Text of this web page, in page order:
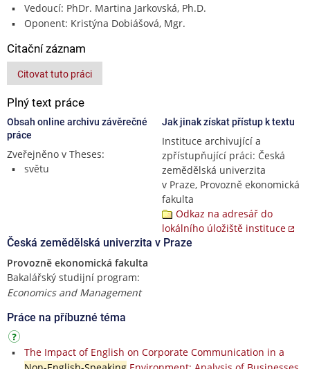
Vedoucí: PhDr. Martina Jarkovská, Ph.D.
Oponent: Kristýna Dobiášová, Mgr.
Citační záznam
Citovat tuto práci
Plný text práce
Obsah online archivu závěrečné
práce
Zveřejněno v Theses:
světu
Jak jinak získat přístup k textu
Instituce archivující a
zpřístupňující práci: Česká
zemědělská univerzita
v Praze, Provozně ekonomická
fakulta
Odkaz na adresář do
lokálního úložiště instituce
Česká zemědělská univerzita v Praze
Provozně ekonomická fakulta
Bakalářský studijní program:
Economics and Management
Práce na příbuzné téma
The Impact of English on Corporate Communication in a